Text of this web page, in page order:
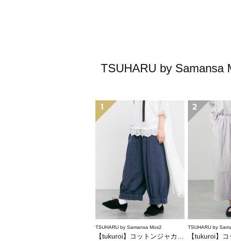
TSUHARU by
1
TSUHARU by Samansa Mos2
【tukuroi】コットンジャカード製品染め裾フリルパンツ《WEB限定》
2
TSUHARU by
【tukuroi】コットンサ